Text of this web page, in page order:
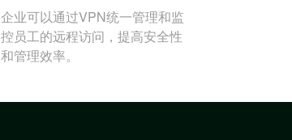
企业可以通过VPN统一管理和监
控员工的远程访问，提高安全性
和管理效率。